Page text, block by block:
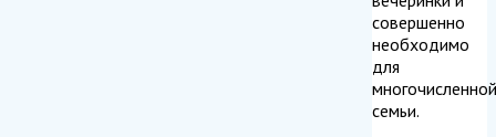
совершенно
необходимо
для
многочисленной
семьи.